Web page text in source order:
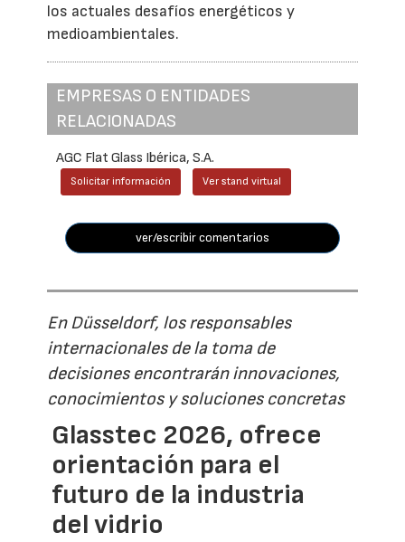
los actuales desafíos energéticos y
medioambientales.
EMPRESAS O ENTIDADES
RELACIONADAS
AGC Flat Glass Ibérica, S.A.
Solicitar información Ver stand virtual
ver/escribir comentarios
En Düsseldorf, los responsables
internacionales de la toma de
decisiones encontrarán innovaciones,
conocimientos y soluciones concretas
Glasstec 2026, ofrece
orientación para el
futuro de la industria
del vidrio